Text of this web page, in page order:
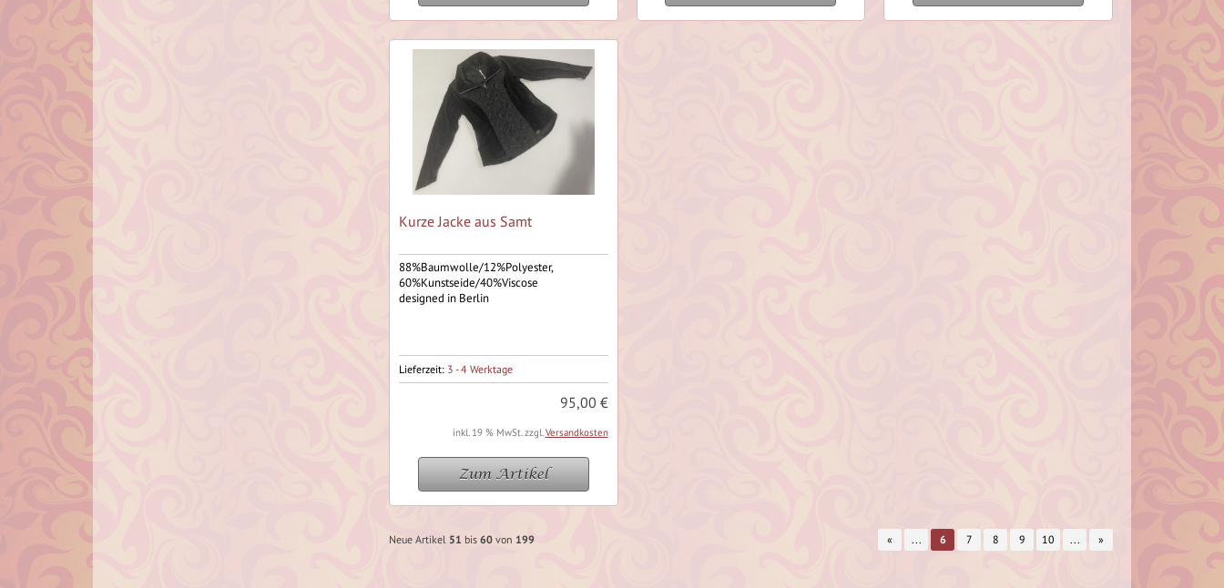
Kurze Jacke aus Samt
88%Baumwolle/12%Polyester,
60%Kunstseide/40%Viscose
designed in Berlin
Lieferzeit: 3 - 4 Werktage
95,00 €
inkl. 19 % MwSt. zzgl.Versandkosten
Zum Artikel
Neue Artikel 51 bis 60 von 199 « ... 6 7 8 9 10 ... »